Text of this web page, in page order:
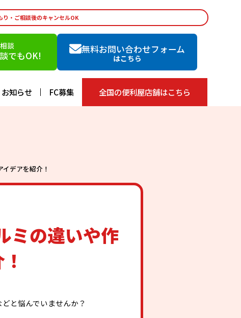
り・ご相談後のキャンセルOK
談
でもOK!
無料お問い合わせフォーム
はこちら
お知らせ FC募集 全国の便利屋店舗はこちら
デアを紹介！
ミの違いや作
どと悩んでいませんか？